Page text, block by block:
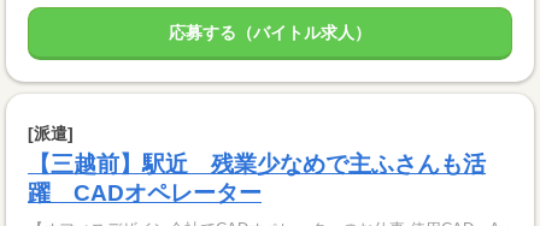
応募する（バイトル求人）
[派遣]
【三越前】駅近 残業少なめで主ふさんも活
躍 CADオペレーター